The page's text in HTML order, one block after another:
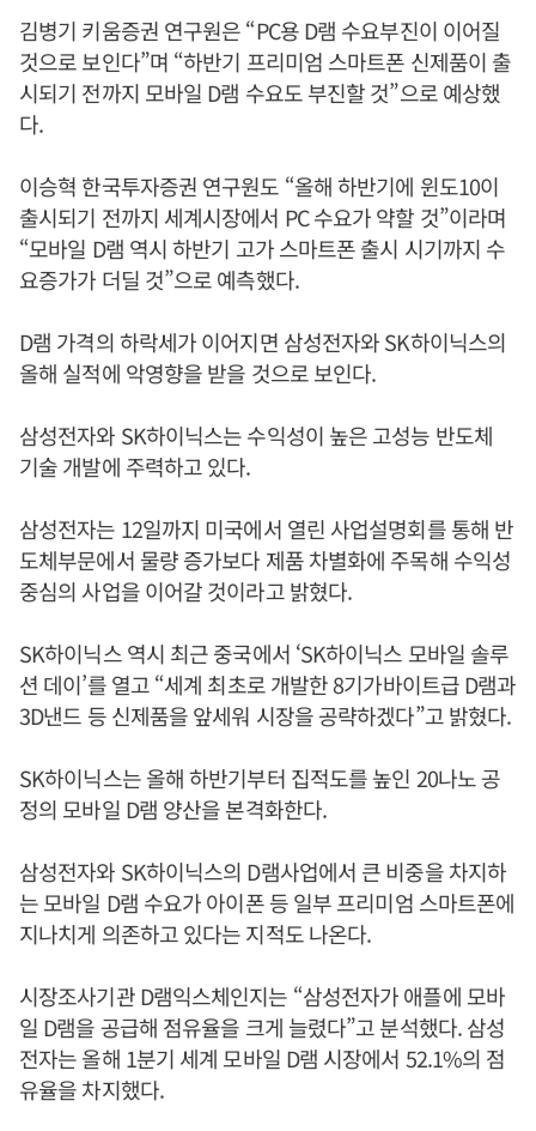
김병기 키움증권 연구원은 “PC용 D램 수요부진이 이어질
것으로 보인다”며 “하반기 프리미엄 스마트폰 신제품이 출
시되기 전까지 모바일 D램 수요도 부진할 것”으로 예상했
다.
이승혁 한국투자증권 연구원도 “올해 하반기에 윈도10이
출시되기 전까지 세계시장에서 PC 수요가 약할 것”이라며
“모바일 D램 역시 하반기 고가 스마트폰 출시 시기까지 수
요증가가 더딜 것”으로 예측했다.
D램 가격의 하락세가 이어지면 삼성전자와 SK하이닉스의
올해 실적에 악영향을 받을 것으로 보인다.
삼성전자와 SK하이닉스는 수익성이 높은 고성능 반도체
기술 개발에 주력하고 있다.
삼성전자는 12일까지 미국에서 열린 사업설명회를 통해 반
도체부문에서 물량 증가보다 제품 차별화에 주목해 수익성
중심의 사업을 이어갈 것이라고 밝혔다.
SK하이닉스 역시 최근 중국에서 ‘SK하이닉스 모바일 솔루
션 데이’를 열고 “세계 최초로 개발한 8기가바이트급 D램과
3D낸드 등 신제품을 앞세워 시장을 공략하겠다”고 밝혔다.
SK하이닉스는 올해 하반기부터 집적도를 높인 20나노 공
정의 모바일 D램 양산을 본격화한다.
삼성전자와 SK하이닉스의 D램사업에서 큰 비중을 차지하
는 모바일 D램 수요가 아이폰 등 일부 프리미엄 스마트폰에
지나치게 의존하고 있다는 지적도 나온다.
시장조사기관 D램익스체인지는 “삼성전자가 애플에 모바
일 D램을 공급해 점유율을 크게 늘렸다”고 분석했다. 삼성
전자는 올해 1분기 세계 모바일 D램 시장에서 52.1%의 점
유율을 차지했다.